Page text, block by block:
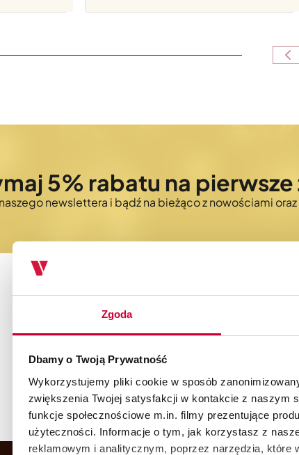
Zgoda
Dbamy o Twoją Prywatność
Wykorzystujemy pliki cookie w sposób
zwiększenia Twojej satysfakcji w kontakcie z naszym
funkcje społecznościowe m.in. filmy prezentujące
użyteczności. Informacje o tym, jak korzystasz z
reklamowym i analitycznym, poprzez narzędzia,
5% rabatu na
newslettera i bądź na bieżąco z nowościami
Szybka, darmowa